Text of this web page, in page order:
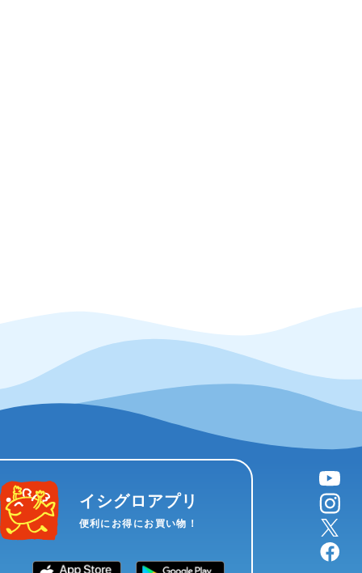
イシグロアプリ
便利にお得にお買い物！
YouTube
instagram
X
facebook